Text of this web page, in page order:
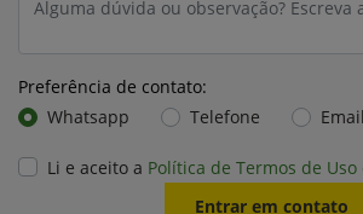
Preferência de contato:
Whatsapp
Telefone Email
Li e aceito a Política de Termos de
Entrar em contato